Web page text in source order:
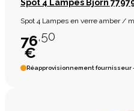
Spot 4 Lampes Bjorn
Spot 4 Lampes en verre amber /
76,50
€
Réapprovisionnement fournisseur